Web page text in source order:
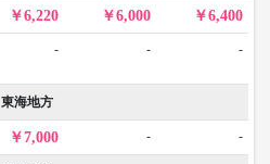
6,220 6,000 6,400
- - -
東海地方
7,000 - -